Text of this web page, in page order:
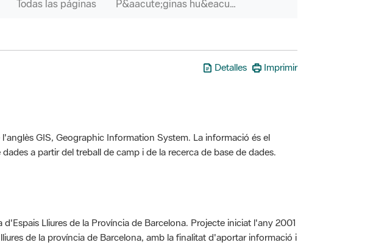
Todas las páginas P&aacute;ginas hu&eacute;rfanas
Detalles Imprimir
GIS, Geographic Information System. La informació és el
a partir del treball de camp i de la recerca de base de dades.
Lliures de la Província de Barcelona. Projecte iniciat l'any 2001
de la província de Barcelona, amb la finalitat d'aportar informació i